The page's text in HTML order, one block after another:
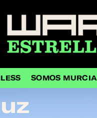
SOMOS MURCIA